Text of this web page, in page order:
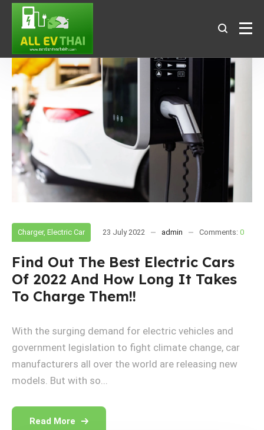
Charger, Electric Car 23 July 2022 admin Comments: 0
Find Out The Best Electric Cars
Of 2022 And How Long It Takes
To Charge Them!!
With the surging demand for electric vehicles and
government legislation to fight climate change, car
manufacturers all over the world are releasing new
models. But with so...
Read More